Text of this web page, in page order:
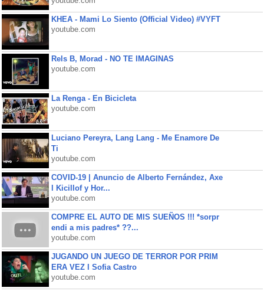
KHEA - Mami Lo Siento (Official Video) #VYFT
youtube.com
Rels B, Morad - NO TE IMAGINAS
youtube.com
La Renga - En Bicicleta
youtube.com
Luciano Pereyra, Lang Lang - Me Enamore De
Ti
youtube.com
COVID-19 | Anuncio de Alberto Fernández, Axe
l Kicillof y Hor...
youtube.com
COMPRE EL AUTO DE MIS SUEÑOS !!! *sorpr
endi a mis padres* ??...
youtube.com
JUGANDO UN JUEGO DE TERROR POR PRIM
ERA VEZ l Sofia Castro
youtube.com